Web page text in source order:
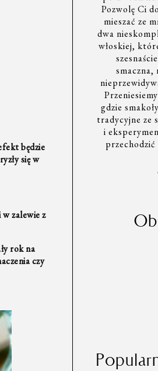
będzie
się w
zalewie z
rok na
czy
Pozwolę Ci
mieszać ze
dwa
włoskiej,
gdzie
tradycyjne ze
i